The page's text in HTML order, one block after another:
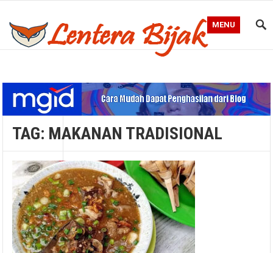
MENU
TAG: MAKANAN TRADISIONAL